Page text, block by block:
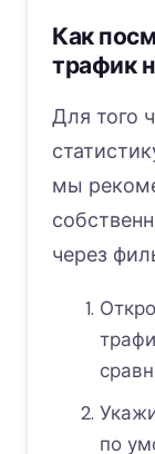
Как
трафик
Для того
мы
через
по